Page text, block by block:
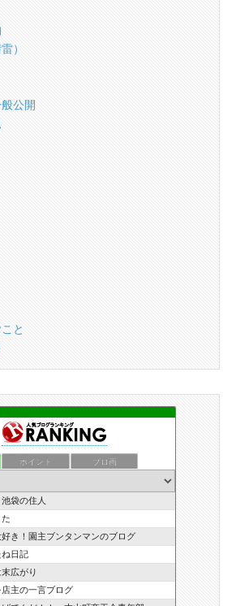
）
公開
と
ポイント ブロ画
袋の住人
き！園主ブンタンマンのブログ
ね日記
広がり
店主の一言ブログ